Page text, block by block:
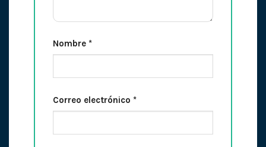
Nombre *
Correo electrónico *